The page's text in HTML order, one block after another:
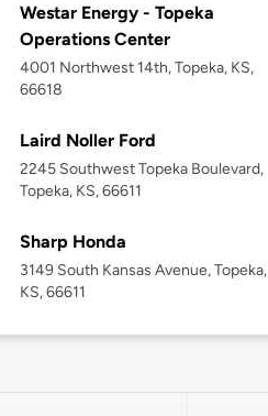
Westar Energy - Topeka
Operations Center
4001 Northwest 14th, Topeka, KS,
66618
Laird Noller Ford
2245 Southwest Topeka Boulevard,
Topeka, KS, 66611
Sharp Honda
3149 South Kansas Avenue, Topeka,
KS, 66611